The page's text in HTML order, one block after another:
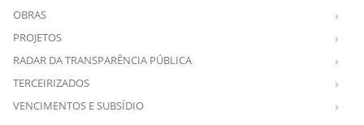
OBRAS
PROJETOS
RADAR DA TRANSPARÊNCIA PÚBLICA
TERCEIRIZADOS
VENCIMENTOS E SUBSÍDIO